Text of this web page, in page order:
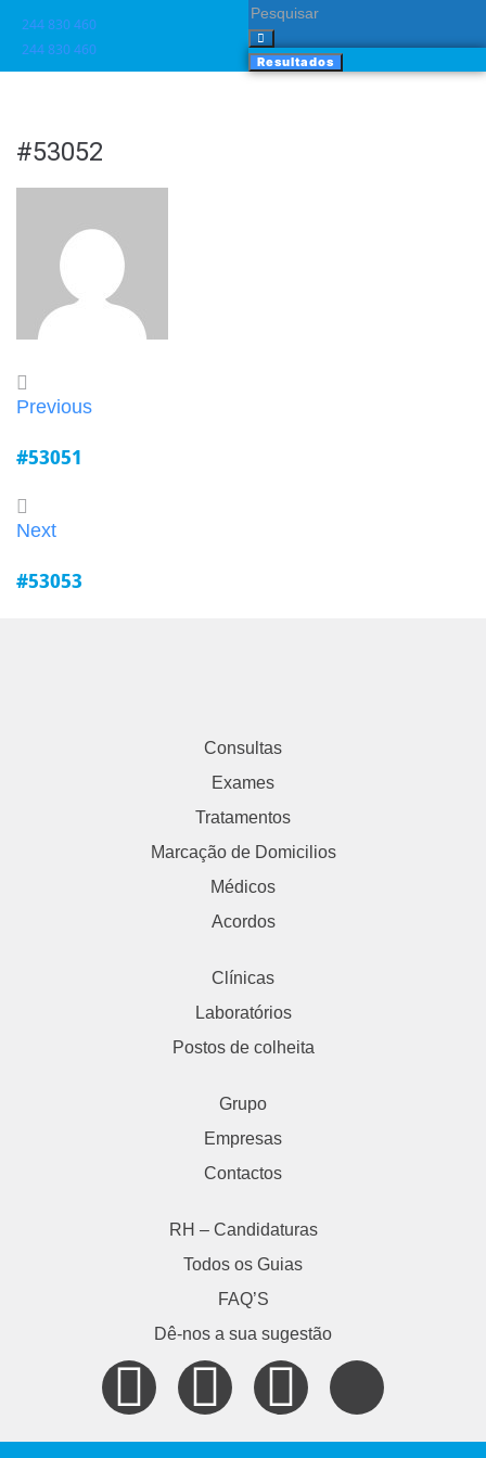
244 830 460​
244 830 460​
Resultados
#53052
Previous
#53051
Next
#53053
Consultas
Exames
Tratamentos
Marcação de Domicilios
Médicos
Acordos
Clínicas
Laboratórios
Postos de colheita
Grupo
Empresas
Contactos
RH – Candidaturas
Todos os Guias
FAQ’S
Dê-nos a sua sugestão